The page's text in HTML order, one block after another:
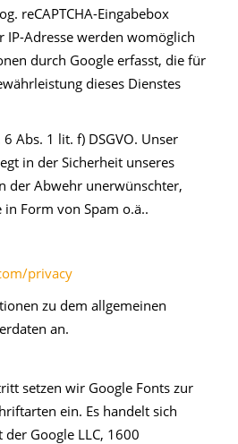
reCAPTCHA-Eingabebox
IP-Adresse werden womöglich
durch Google erfasst, die für
dieses Dienstes
Abs. 1 lit. f) DSGVO. Unser
in der Sicherheit unseres
der Abwehr unerwünschter,
Form von Spam o.ä..
privacy
zu dem allgemeinen
an.
setzen wir Google Fonts zur
ein. Es handelt sich
Google LLC, 1600